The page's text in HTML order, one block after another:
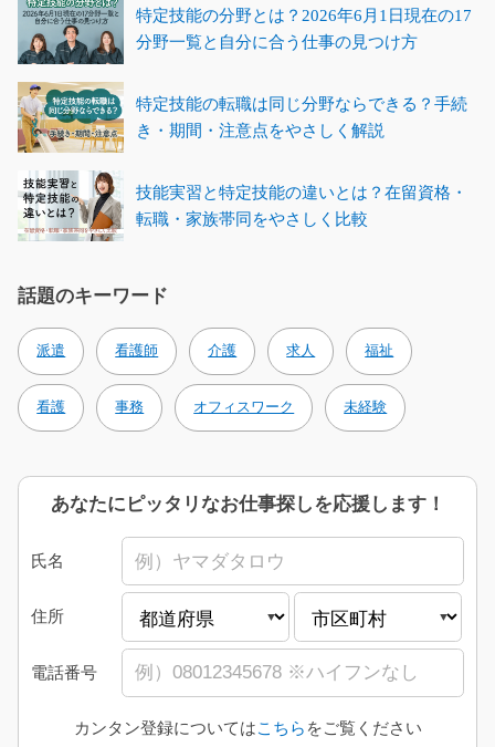
あなたにピッタリなお仕事探しを応援します！
氏名
住所
電話番号
カンタン登録についてはこちら をご覧ください
特定技能の分野とは？2026年6月1日現在の17
分野一覧と自分に合う仕事の見つけ方
特定技能の転職は同じ分野ならできる？手続
き・期間・注意点をやさしく解説
技能実習と特定技能の違いとは？在留資格・
転職・家族帯同をやさしく比較
話題のキーワード
派遣 看護師 介護 求人 福祉
看護 事務 オフィスワーク 未経験